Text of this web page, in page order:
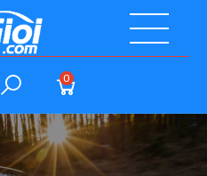
0